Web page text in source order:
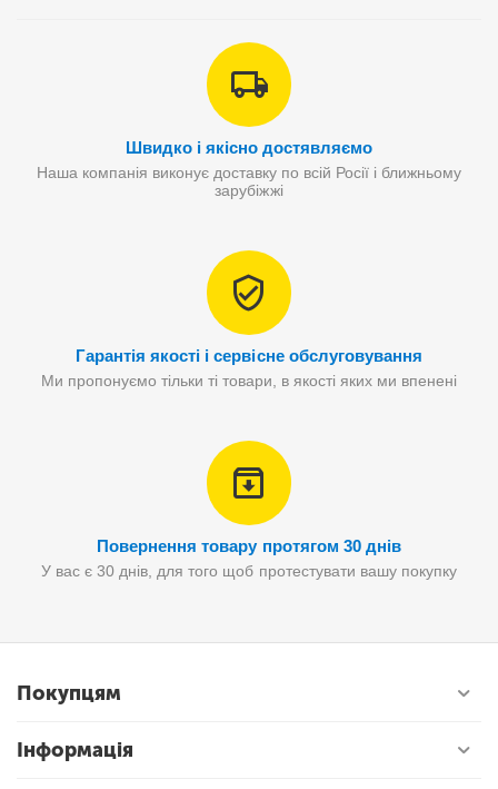
Швидко і якісно достявляємо
Наша компанія виконує доставку по всій Росії і ближньому
зарубіжжі
Гарантія якості і сервісне обслуговування
Ми пропонуємо тільки ті товари, в якості яких ми впенені
Повернення товару протягом 30 днів
У вас є 30 днів, для того щоб протестувати вашу покупку
Покупцям
Інформація